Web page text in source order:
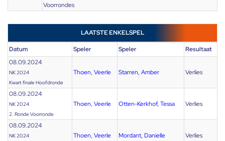
Voorrondes
LAATSTE ENKELSPEL
Datum Speler Speler
Resultaat
08.09.2024
NK 2024
Kwart finale Hoofdronde
Thoen, Veerle Starren, Amber Verlies
08.09.2024
NK 2024
2. Ronde Voorronde
Thoen, Veerle Otten-Kerkhof, Tessa Verlies
08.09.2024
NK 2024
Thoen, Veerle Mordant, Danielle Verlies